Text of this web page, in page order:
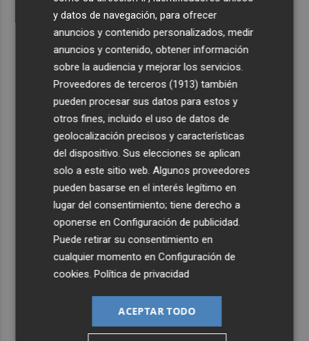
y datos de navegación, para ofrecer
anuncios y contenido personalizados, medir
anuncios y contenido, obtener información
sobre la audiencia y mejorar los servicios.
Proveedores de terceros (1913) también
pueden procesar sus datos para estos y
otros fines, incluido el uso de datos de
geolocalización precisos y características
del dispositivo. Sus elecciones se aplican
solo a este sitio web. Algunos proveedores
pueden basarse en el interés legítimo en
lugar del consentimiento; tiene derecho a
oponerse enConfiguración de publicidad.
Puede retirar su consentimiento en
cualquier momento enConfiguración de
cookies.Política de privacidad
ACEPTAR TODO